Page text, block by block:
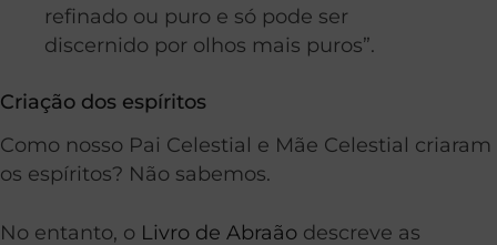
refinado ou puro e só pode ser
discernido por olhos mais puros”.
Criação dos espíritos
Como nosso Pai Celestial e Mãe Celestial criaram
os espíritos? Não sabemos.
No entanto, o Livro de Abraão descreve as